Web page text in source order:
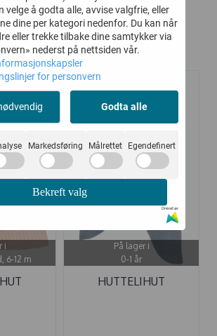
kjøpte også
-30%
i
6-12 m
-50%
På lager i
0-1 år
HUTTELIHUT
velge å godta alle, avvise valgfrie, eller
dine per kategori nedenfor. Du kan når
eller trekke tilbake dine samtykker via
nederst på nettsiden vår.
for personvern
Godta alle
Markedsføring Målrettet Egendefinert
Bekreft valg
Drevet av